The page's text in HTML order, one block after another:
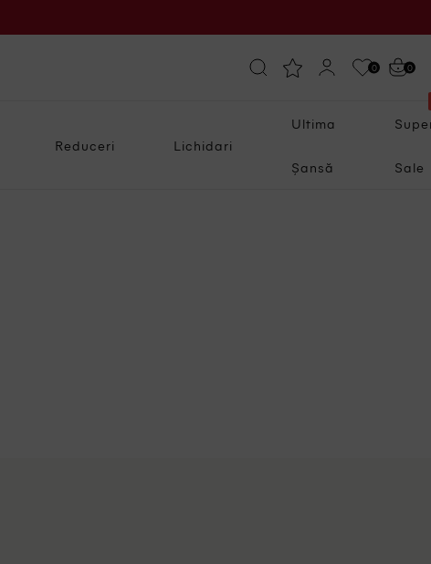
0 0
Reduceri Lichidari
Ultima
Șansă Sale